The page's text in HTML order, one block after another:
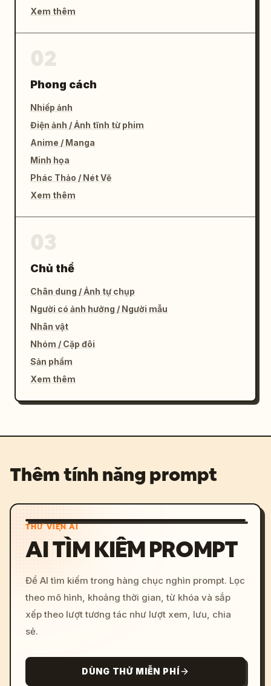
Xem thêm
Phong cách
Nhiếp ảnh
Điện ảnh / Ảnh tĩnh từ phim
Anime / Manga
Minh họa
Phác Thảo / Nét Vẽ
Xem thêm
Chủ thể
Chân dung / Ảnh tự chụp
Người có ảnh hưởng / Người mẫu
Nhân vật
Nhóm / Cặp đôi
Sản phẩm
Xem thêm
Thêm tính năng prompt
THƯ VIỆN AI
AI TÌM KIẾM PROMPT
Để AI tìm kiếm trong hàng chục nghìn prompt. Lọc
theo mô hình, khoảng thời gian, từ khóa và sắp
xếp theo lượt tương tác như lượt xem, lưu, chia
sẻ.
DÙNG THỬ MIỄN PHÍ